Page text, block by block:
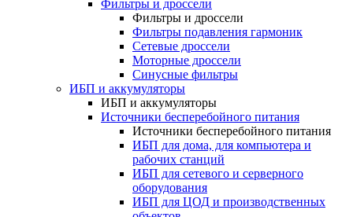
Фильтры и дроссели
Фильтры и дроссели
Фильтры подавления гармоник
Сетевые дроссели
Моторные дроссели
Синусные фильтры
ИБП и аккумуляторы
ИБП и аккумуляторы
Источники бесперебойного питания
Источники бесперебойного питания
ИБП для дома, для компьютера и
рабочих станций
ИБП для сетевого и серверного
оборудования
ИБП для ЦОД и производственных